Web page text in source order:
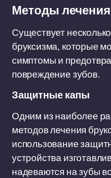
Методы
Существует
бруксизма, которые
симптомы и
повреждение зубов.
Защитные капы
Одним из наиболее
методов лечения
использование
устройства
надеваются на зубы